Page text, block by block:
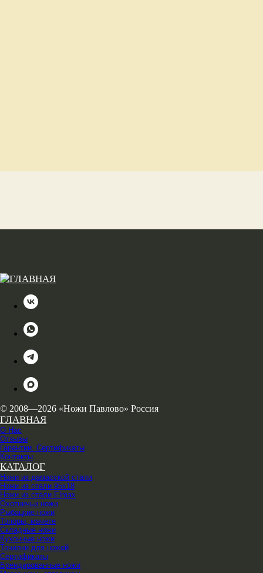
© 2008—2026 «Ножи Павлово» Россия
ГЛАВНАЯ
О Нас
Отзывы
Гарантии. Сертификаты
Контакты
КАТАЛОГ
Ножи из дамасской стали
Ножи из стали 95х18
Ножи из стали Elmax
Охотничьи ножи
Рыбацкие ножи
Топоры, мачете
Складные ножи
Кухонные ножи
Точилки для ножей
Сертификаты
Брендированные ножи